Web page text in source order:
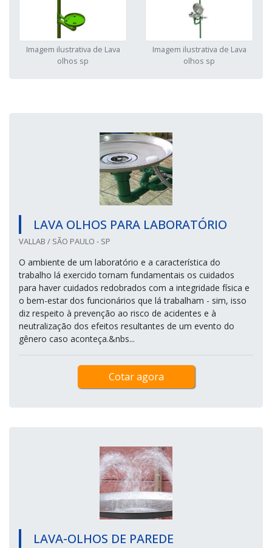
Imagem ilustrativa de Lava
olhos sp
Imagem ilustrativa de Lava
olhos sp
LAVA OLHOS PARA LABORATÓRIO
VALLAB / SÃO PAULO - SP
O ambiente de um laboratório e a característica do
trabalho lá exercido tornam fundamentais os cuidados
para haver cuidados redobrados com a integridade física e
o bem-estar dos funcionários que lá trabalham - sim, isso
diz respeito à prevenção ao risco de acidentes e à
neutralização dos efeitos resultantes de um evento do
gênero caso aconteça.&nbs...
Cotar agora
LAVA-OLHOS DE PAREDE